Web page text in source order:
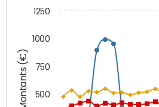
Montants (€) 500
750
1000
1250